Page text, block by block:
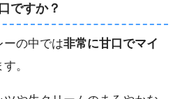
ですか？
ーの中では非常に甘口でマイ
。